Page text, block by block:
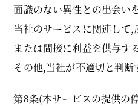
面識のない異性との出会い
当社のサービスに関連して
または間接に利益を供与す
その他,当社が不適切と判断
第8条(本サービスの提供の